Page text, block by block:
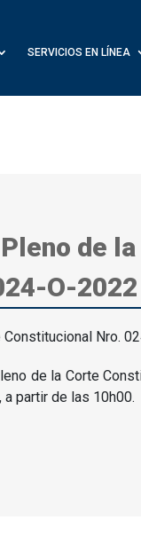
SERVICIOS EN LÍNEA
de
O-2022
de la Corte
partir de las 10h00.